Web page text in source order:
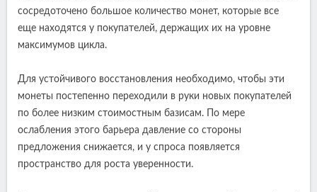
сосредоточено большое количество монет, которые все
еще находятся у покупателей, держащих их на уровне
максимумов цикла.
Для устойчивого восстановления необходимо, чтобы эти
монеты постепенно переходили в руки новых покупателей
по более низким стоимостным базисам. По мере
ослабления этого барьера давление со стороны
предложения снижается, и у спроса появляется
пространство для роста уверенности.